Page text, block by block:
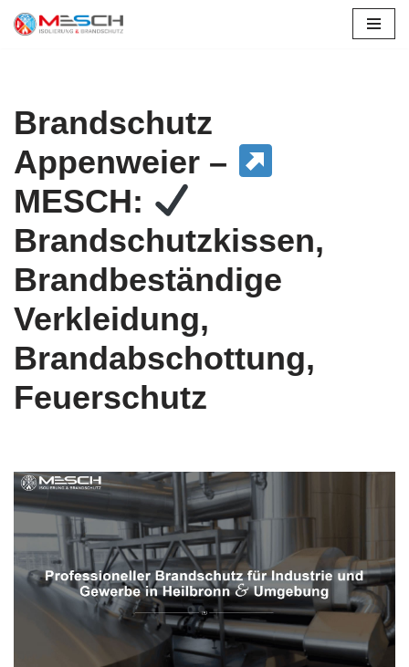
Brandschutz
Appenweier –
MESCH:
Brandschutzkissen,
Brandbeständige
Verkleidung,
Brandabschottung,
Feuerschutz